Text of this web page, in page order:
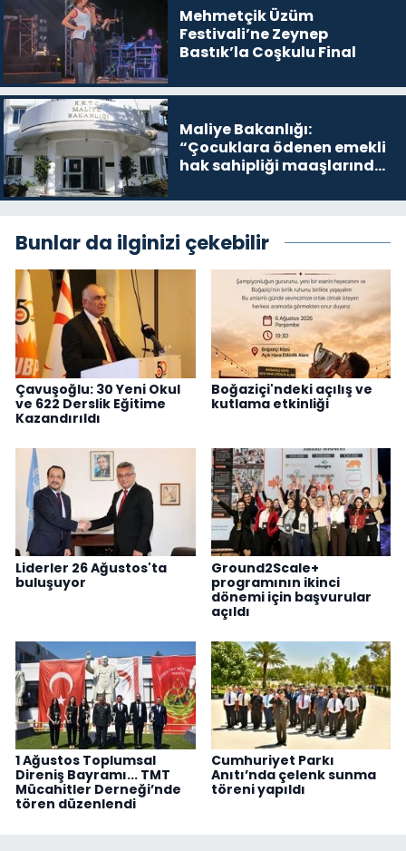
Mehmetçik Üzüm
Festivali’ne Zeynep
Bastık’la Coşkulu Final
Maliye Bakanlığı:
“Çocuklara ödenen emekli
hak sahipliği maaşlarında
Bunlar da ilginizi çekebilir
Çavuşoğlu: 30 Yeni Okul
ve 622 Derslik Eğitime
Kazandırıldı
Boğaziçi'ndeki açılış ve
kutlama etkinliği
Liderler 26 Ağustos'ta
buluşuyor
Ground2Scale+
programının ikinci
dönemi için başvurular
açıldı
1 Ağustos Toplumsal
Direniş Bayramı... TMT
Mücahitler Derneği’nde
tören düzenlendi
Cumhuriyet Parkı
Anıtı’nda çelenk sunma
töreni yapıldı